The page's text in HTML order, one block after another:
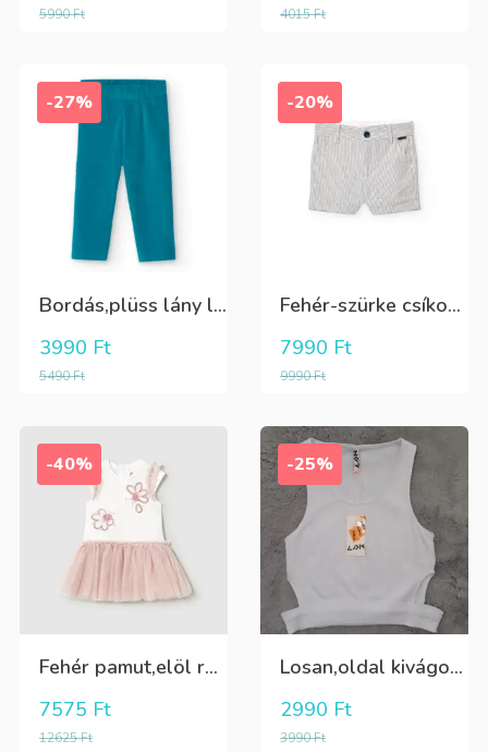
5990Ft 4015Ft
-27%
Bordás,plüss lány leggings zöldeskék
5490Ft
3990 Ft
-20%
Fehér-szürke csíkos,elegáns,fiú vászon rövidnadrág
9990Ft
7990 Ft
-40%
Fehér pamut,elöl rátűzött virággal,vállon és a szoknya része pöttyös tüll,egybe ruha
12625Ft
7575 Ft
-25%
Losan,oldal kivágott,alul passzés rövid lány trikó,póló
3990Ft
2990 Ft